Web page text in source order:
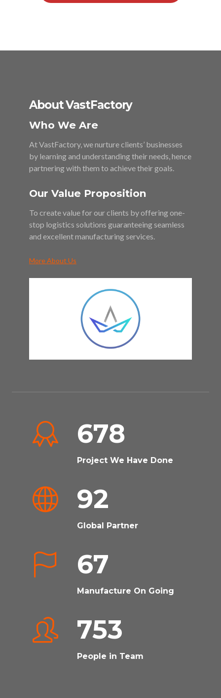
About VastFactory
Who We Are
At VastFactory, we nurture clients’ businesses
by learning and understanding their needs, hence
partnering with them to achieve their goals.
Our Value Proposition
To create value for our clients by offering one-
stop logistics solutions guaranteeing seamless
and excellent manufacturing services.
More About Us
678
Project We Have Done
92
Global Partner
67
Manufacture On Going
753
People in Team